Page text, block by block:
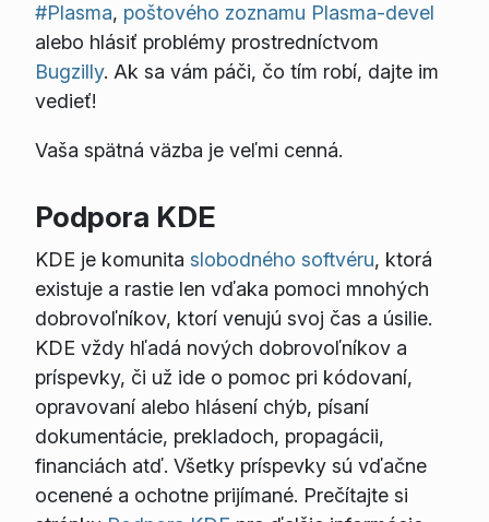
#Plasma, poštového zoznamu Plasma-devel
alebo hlásiť problémy prostredníctvom
Bugzilly. Ak sa vám páči, čo tím robí, dajte im
vedieť!
Vaša spätná väzba je veľmi cenná.
Podpora KDE
KDE je komunita slobodného softvéru, ktorá
existuje a rastie len vďaka pomoci mnohých
dobrovoľníkov, ktorí venujú svoj čas a úsilie.
KDE vždy hľadá nových dobrovoľníkov a
príspevky, či už ide o pomoc pri kódovaní,
opravovaní alebo hlásení chýb, písaní
dokumentácie, prekladoch, propagácii,
financiách atď. Všetky príspevky sú vďačne
ocenené a ochotne prijímané. Prečítajte si